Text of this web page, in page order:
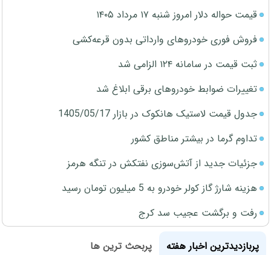
قیمت حواله دلار امروز شنبه ۱۷ مرداد ۱۴۰۵
فروش فوری خودروهای وارداتی بدون قرعه‌کشی
ثبت قیمت در سامانه ۱۲۴ الزامی شد
تغییرات ضوابط خودروهای برقی ابلاغ شد
جدول قیمت لاستیک هانکوک در بازار 1405/05/17
تداوم گرما در بیشتر مناطق کشور
جزئیات جدید از آتش‌سوزی نفتکش در تنگه هرمز
هزینه شارژ گاز کولر خودرو به 5 میلیون تومان رسید
رفت و برگشت عجیب سد کرج
پربازدیدترین اخبار هفته
پربحث ترین ها